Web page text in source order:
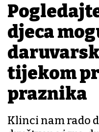
djeca
tijekom
praznika
Klinci nam rado